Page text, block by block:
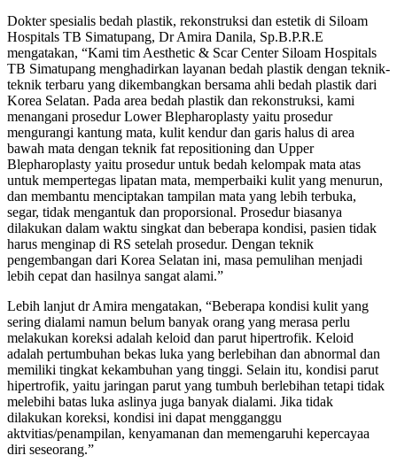
Dokter spesialis bedah plastik, rekonstruksi dan estetik di Siloam
Hospitals TB Simatupang, Dr Amira Danila, Sp.B.P.R.E
mengatakan, “Kami tim Aesthetic & Scar Center Siloam Hospitals
TB Simatupang menghadirkan layanan bedah plastik dengan teknik-
teknik terbaru yang dikembangkan bersama ahli bedah plastik dari
Korea Selatan. Pada area bedah plastik dan rekonstruksi, kami
menangani prosedur Lower Blepharoplasty yaitu prosedur
mengurangi kantung mata, kulit kendur dan garis halus di area
bawah mata dengan teknik fat repositioning dan Upper
Blepharoplasty yaitu prosedur untuk bedah kelompak mata atas
untuk mempertegas lipatan mata, memperbaiki kulit yang menurun,
dan membantu menciptakan tampilan mata yang lebih terbuka,
segar, tidak mengantuk dan proporsional. Prosedur biasanya
dilakukan dalam waktu singkat dan beberapa kondisi, pasien tidak
harus menginap di RS setelah prosedur. Dengan teknik
pengembangan dari Korea Selatan ini, masa pemulihan menjadi
lebih cepat dan hasilnya sangat alami.”
Lebih lanjut dr Amira mengatakan, “Beberapa kondisi kulit yang
sering dialami namun belum banyak orang yang merasa perlu
melakukan koreksi adalah keloid dan parut hipertrofik. Keloid
adalah pertumbuhan bekas luka yang berlebihan dan abnormal dan
memiliki tingkat kekambuhan yang tinggi. Selain itu, kondisi parut
hipertrofik, yaitu jaringan parut yang tumbuh berlebihan tetapi tidak
melebihi batas luka aslinya juga banyak dialami. Jika tidak
dilakukan koreksi, kondisi ini dapat mengganggu
aktvitias/penampilan, kenyamanan dan memengaruhi kepercayaa
diri seseorang.”